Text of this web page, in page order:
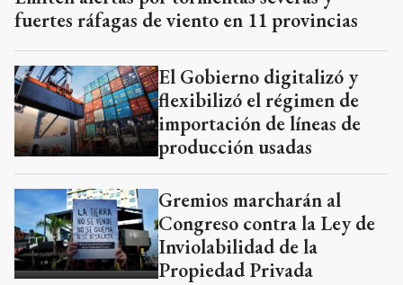
fuertes ráfagas de viento en 11 provincias
El Gobierno digitalizó y
flexibilizó el régimen de
importación de líneas de
producción usadas
Gremios marcharán al
Congreso contra la Ley de
Inviolabilidad de la
Propiedad Privada